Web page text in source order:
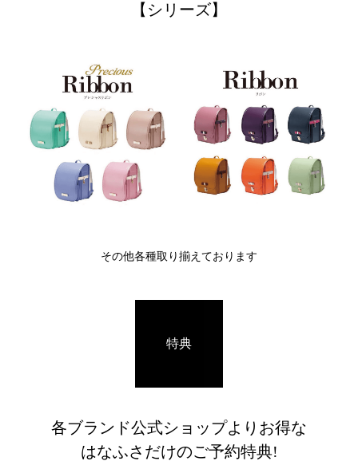
【シリーズ】
その他各種取り揃えております
特典
各ブランド公式ショップよりお得な
はなふさだけのご予約特典!